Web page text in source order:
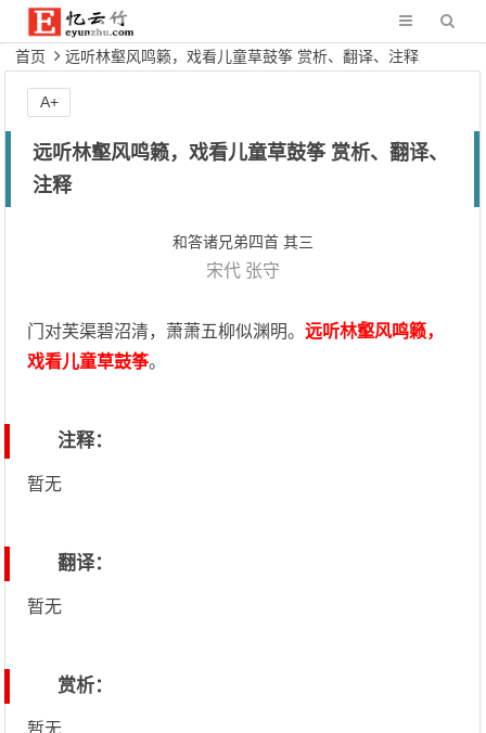
首页 远听林壑风鸣籁，戏看儿童草鼓筝 赏析、翻译、注释
远听林壑风鸣籁，戏看儿童草鼓筝 赏析、翻译、
注释
和答诸兄弟四首 其三
宋代 张守
门对芙渠碧沼清，萧萧五柳似渊明。远听林壑风鸣籁，
戏看儿童草鼓筝。
注释：
暂无
翻译：
暂无
赏析：
暂无
A+